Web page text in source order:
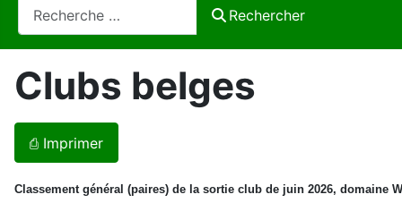
Rechercher
Clubs belges
⎙ Imprimer
Classement général (paires) de la sortie club de juin 2026, domaine